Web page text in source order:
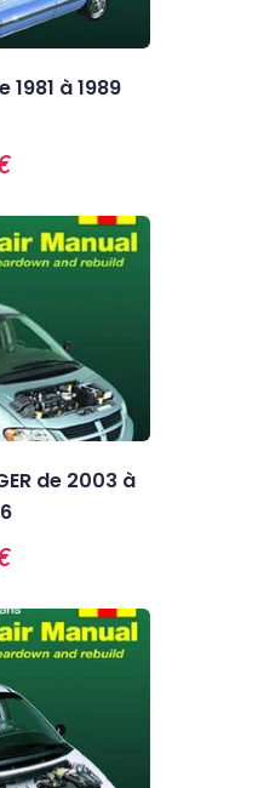
1981 à 1989
de 2003 à